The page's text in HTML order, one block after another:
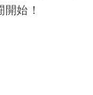
始！